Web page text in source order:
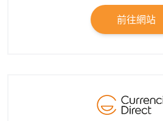
前往網站